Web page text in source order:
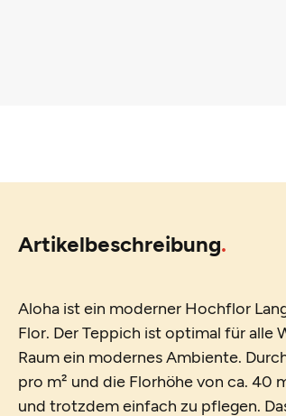
Artikelbeschreibung
Aloha ist ein moderner Hochflor
Flor. Der Teppich ist optimal für alle
Raum ein modernes Ambiente.
pro m² und die Florhöhe von ca. 40
und trotzdem einfach zu pflegen.